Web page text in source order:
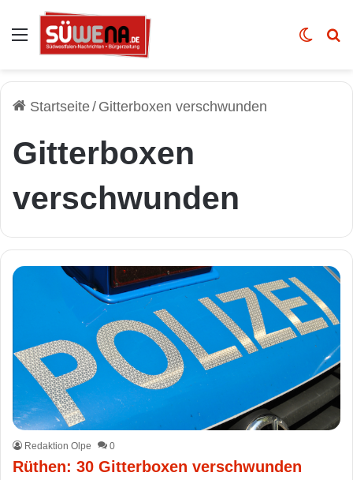
Auswahl Skin
Startseite/ Gitterboxen verschwunden
Gitterboxen
verschwunden
Redaktion Olpe 0
Rüthen: 30 Gitterboxen verschwunden